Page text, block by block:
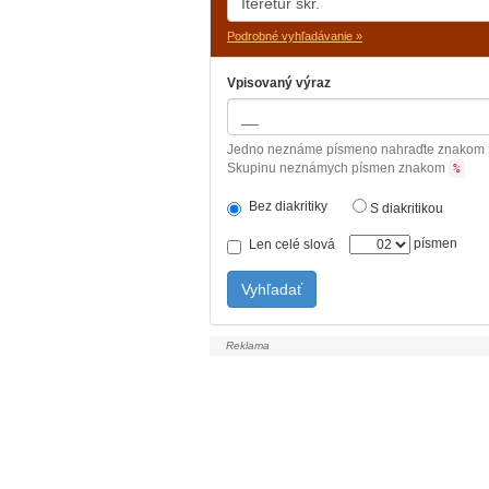
Podrobné vyhľadávanie »
Vpisovaný výraz
Jedno neznáme písmeno nahraďte znakom
Skupinu neznámych písmen znakom %
Bez diakritiky S diakritikou
Len celé slová písmen
Vyhľadať